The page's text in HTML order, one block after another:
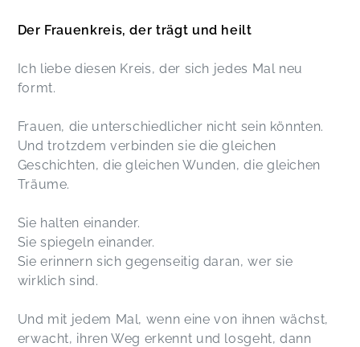
Der Frauenkreis, der trägt und heilt
Ich liebe diesen Kreis, der sich jedes Mal neu
formt.
Frauen, die unterschiedlicher nicht sein könnten.
Und trotzdem verbinden sie die gleichen
Geschichten, die gleichen Wunden, die gleichen
Träume.
Sie halten einander.
Sie spiegeln einander.
Sie erinnern sich gegenseitig daran, wer sie
wirklich sind.
Und mit jedem Mal, wenn eine von ihnen wächst,
erwacht, ihren Weg erkennt und losgeht, dann